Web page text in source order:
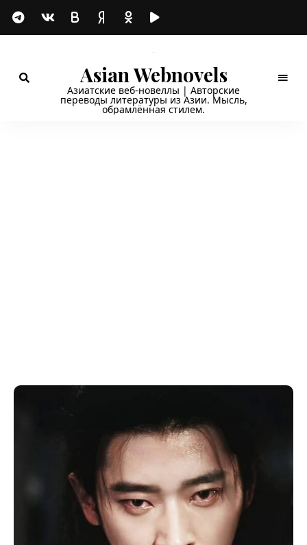
Asian Webnovels
Азиатские веб-новеллы | Авторские
переводы литературы из Азии. Мысль,
обрамлённая стилем.